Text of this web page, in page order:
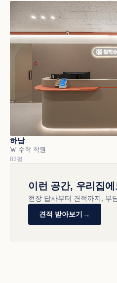
하남
'w' 수학 학원
83평
이런 공간, 우리집
현장 답사부터 견적까지, 부
견적 받아보기 →